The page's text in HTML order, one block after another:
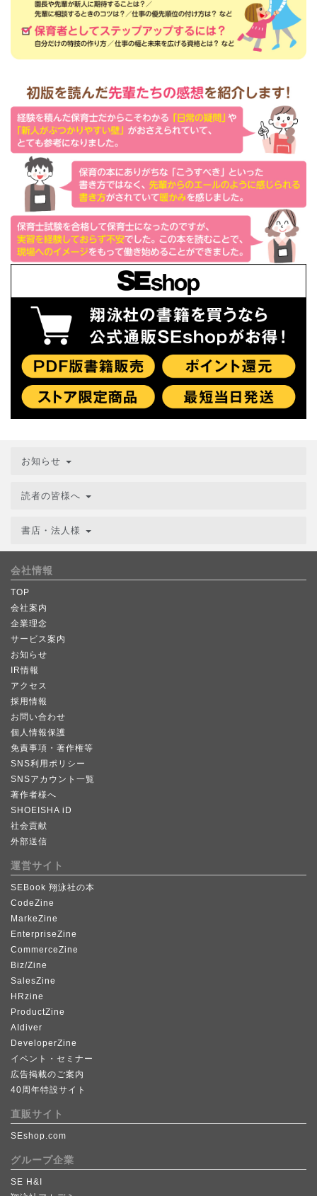
お知らせ
読者の皆様へ
書店・法人様
会社情報
TOP
会社案内
企業理念
サービス案内
お知らせ
IR情報
アクセス
採用情報
お問い合わせ
個人情報保護
免責事項・著作権等
SNS利用ポリシー
SNSアカウント一覧
著作者様へ
SHOEISHA iD
社会貢献
外部送信
運営サイト
SEBook 翔泳社の本
CodeZine
MarkeZine
EnterpriseZine
CommerceZine
Biz/Zine
SalesZine
HRzine
ProductZine
AIdiver
DeveloperZine
イベント・セミナー
広告掲載のご案内
40周年特設サイト
直販サイト
SEshop.com
グループ企業
SE H&I